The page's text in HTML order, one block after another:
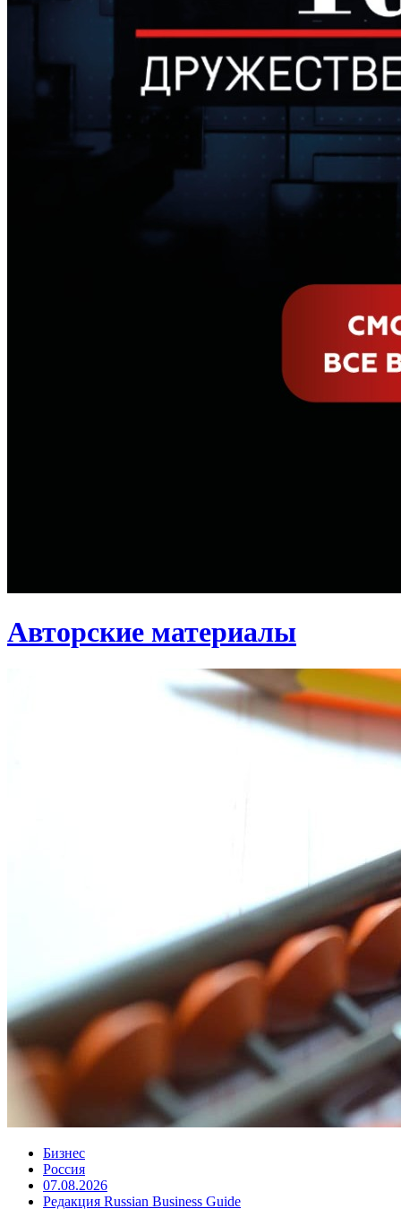
Авторские материалы
Бизнес
Россия
07.08.2026
Редакция Russian Business Guide